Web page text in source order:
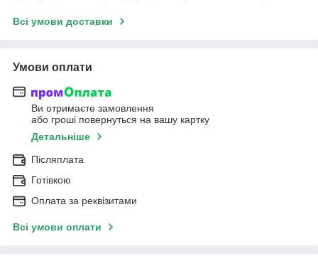
Всі умови доставки
Умови оплати
Ви отримаєте замовлення
або гроші повернуться на вашу картку
Детальніше
Післяплата
Готівкою
Оплата за реквізитами
Всі умови оплати